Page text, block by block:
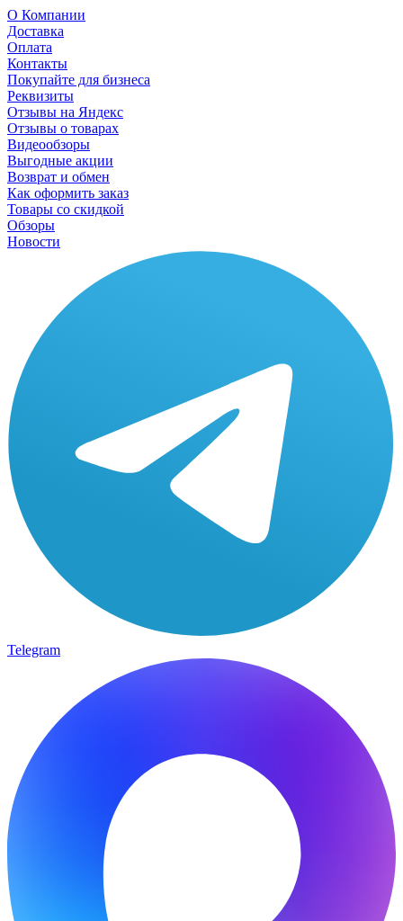
О Компании
Доставка
Оплата
Контакты
Покупайте для бизнеса
Реквизиты
Отзывы на Яндекс
Отзывы о товарах
Видеообзоры
Выгодные акции
Возврат и обмен
Как оформить заказ
Товары со скидкой
Обзоры
Новости
Telegram